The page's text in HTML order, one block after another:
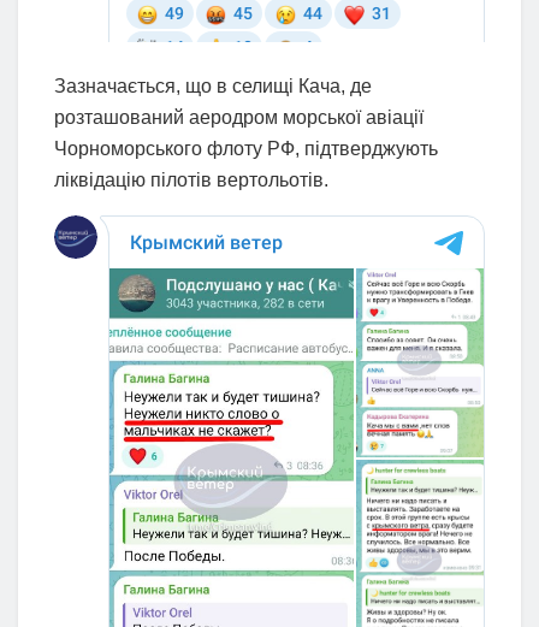
Зазначається, що в селищі Кача, де
розташований аеродром морської авіації
Чорноморського флоту РФ, підтверджують
ліквідацію пілотів вертольотів.